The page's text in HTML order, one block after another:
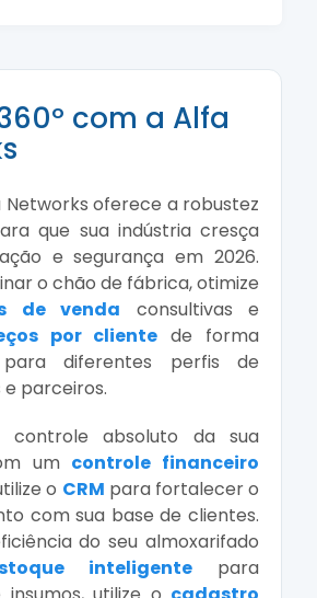
com a Alfa
Networks oferece a robustez
que sua indústria cresça
e segurança em 2026.
o chão de fábrica, otimize
de venda consultivas e
por cliente de forma
diferentes perfis de
parceiros.
controle absoluto da sua
um controle financeiro
o CRM para fortalecer o
com sua base de clientes.
do seu almoxarifado
inteligentepara